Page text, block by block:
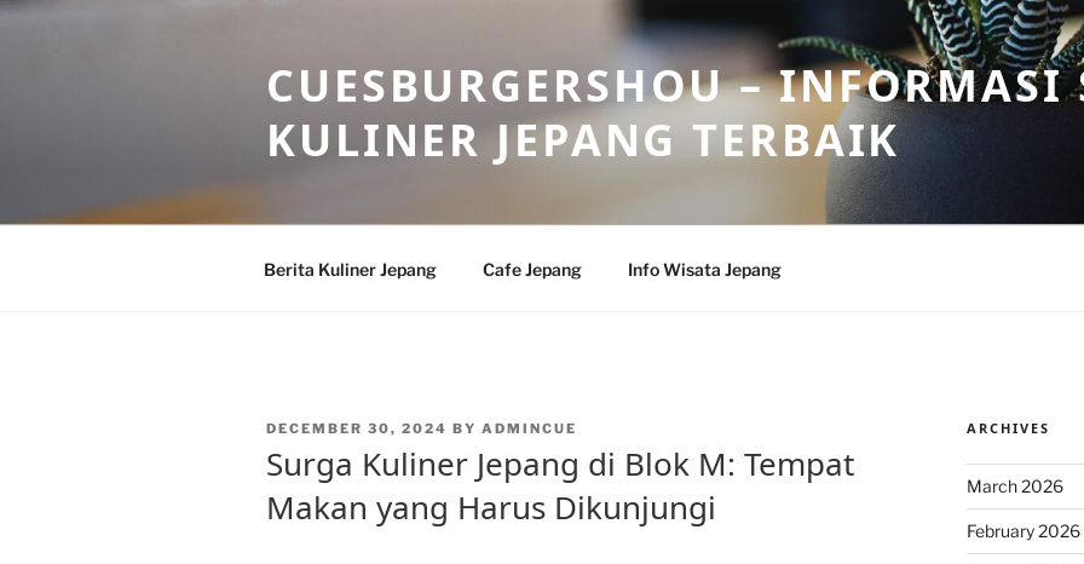
Skip
CUESBURGERSHOU – INFORMASI
KULINER JEPANG TERBAIK
Berita Kuliner Jepang Cafe Jepang Info Wisata Jepang
POSTED
DECEMBER 30, 2024 BY ADMINCUE
Surga Kuliner Jepang di Blok M: Tempat
Makan yang Harus Dikunjungi
ARCHIVES
March 2026
February 2026